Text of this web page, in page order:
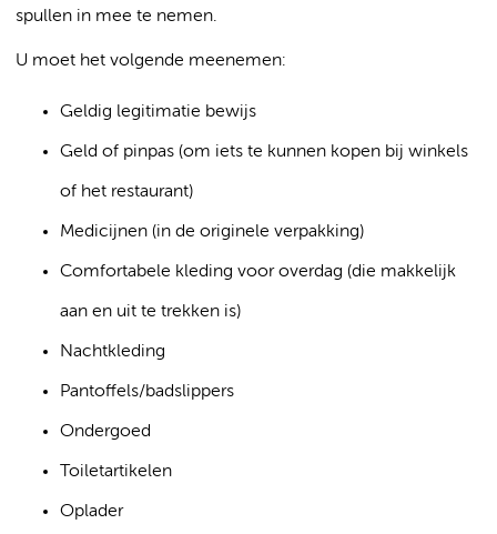
spullen in mee te nemen.
U moet het volgende meenemen:
Geldig legitimatie bewijs
Geld of pinpas (om iets te kunnen kopen bij winkels
of het restaurant)
Medicijnen (in de originele verpakking)
Comfortabele kleding voor overdag (die makkelijk
aan en uit te trekken is)
Nachtkleding
Pantoffels/badslippers
Ondergoed
Toiletartikelen
Oplader